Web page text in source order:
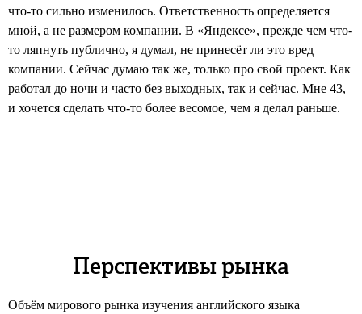
что-то сильно изменилось. Ответственность определяется
мной, а не размером компании. В «Яндексе», прежде чем что-
то ляпнуть публично, я думал, не принесёт ли это вред
компании. Сейчас думаю так же, только про свой проект. Как
работал до ночи и часто без выходных, так и сейчас. Мне 43,
и хочется сделать что-то более весомое, чем я делал раньше.
Перспективы рынка
Объём мирового рынка изучения английского языка